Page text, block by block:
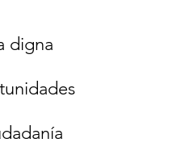
digna